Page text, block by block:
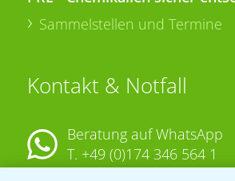
Sammelstellen und Termine
Kontakt & Notfall
Beratung auf WhatsApp
T. +49 (0)174 346 564 1